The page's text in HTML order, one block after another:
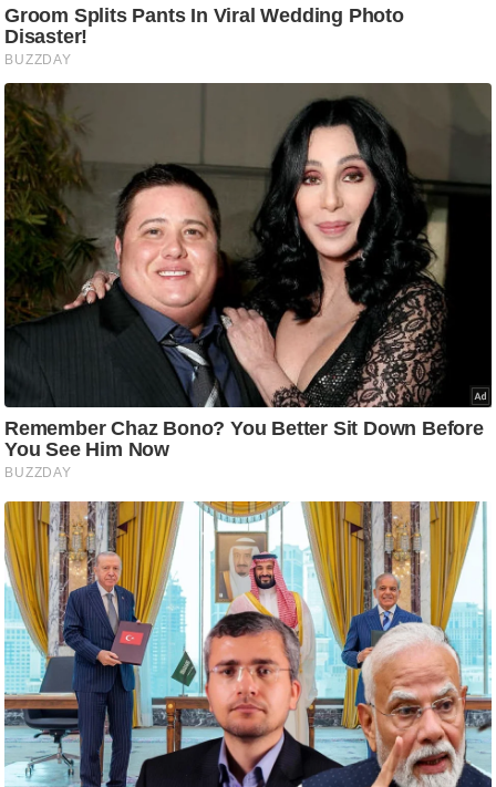
य
प
र
स
मी
क्षा
ध
र्म
ज्यो
ति
ष
म
हि
मा
/
ध
र्म
स्थ
ल
व्र
त
त्यो
हा
र